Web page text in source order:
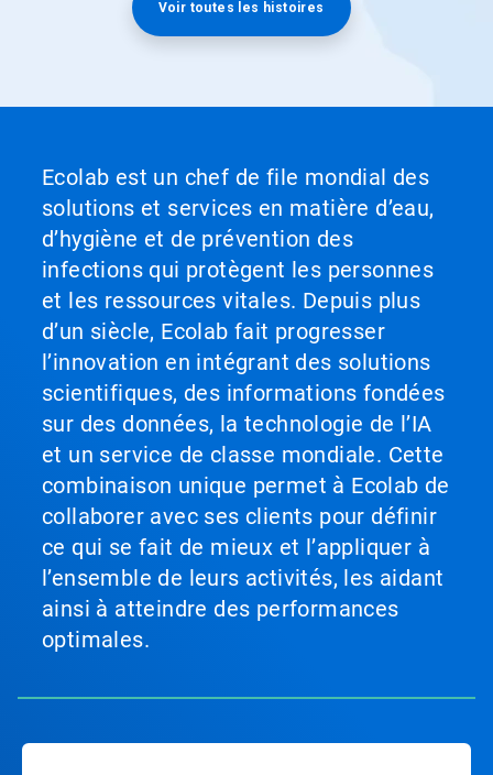
Voir toutes les histoires
Ecolab est un chef de file mondial des
solutions et services en matière d’eau,
d’hygiène et de prévention des
infections qui protègent les personnes
et les ressources vitales. Depuis plus
d’un siècle, Ecolab fait progresser
l’innovation en intégrant des solutions
scientifiques, des informations fondées
sur des données, la technologie de l’IA
et un service de classe mondiale. Cette
combinaison unique permet à Ecolab de
collaborer avec ses clients pour définir
ce qui se fait de mieux et l’appliquer à
l’ensemble de leurs activités, les aidant
ainsi à atteindre des performances
optimales.